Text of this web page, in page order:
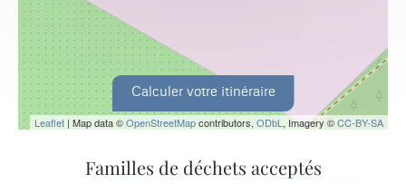
Leaflet | Map data ©OpenStreetMapcontributors, ODbL, Imagery ©CC-BY-SA
Calculer votre itinéraire
Familles de déchets acceptés